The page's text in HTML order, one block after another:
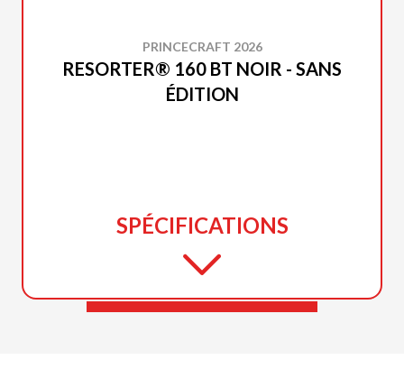
PRINCECRAFT 2026
RESORTER® 160 BT NOIR - SANS
ÉDITION
SPÉCIFICATIONS